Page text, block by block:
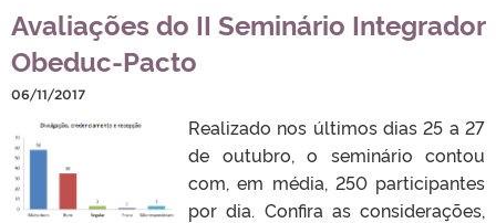
TELEFONES
Avaliações do II Seminário Integrador
Obeduc-Pacto
06/11/2017
Realizado nos últimos dias 25 a 27
de outubro, o seminário contou
com, em média, 250 participantes
por dia. Confira as considerações,